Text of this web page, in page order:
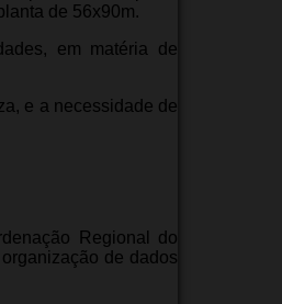
de 56x90m.
em matéria de
e a necessidade de
Regional do
de dados